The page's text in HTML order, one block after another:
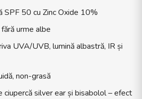
SPF 50 cu Zinc Oxide 10%
urme albe
UVA/UVB, lumină albastră, IR și
non-grasă
ciupercă silver ear și bisabolol – efect